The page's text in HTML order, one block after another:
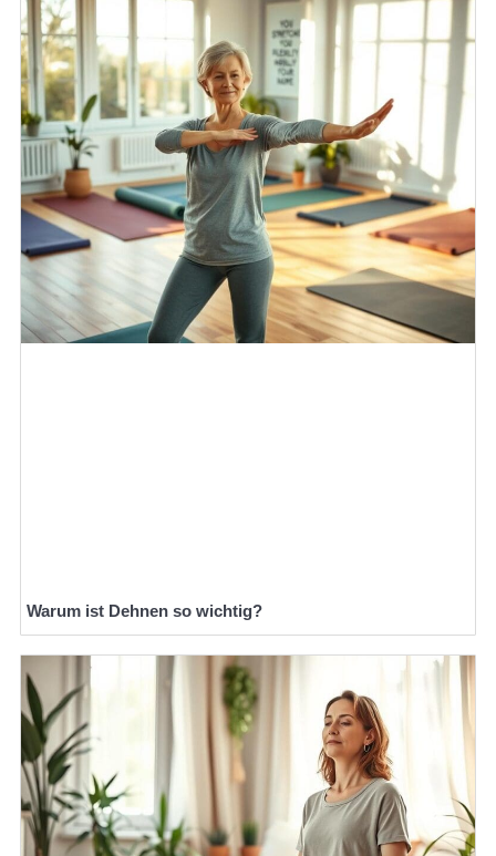
Warum ist Dehnen so wichtig?